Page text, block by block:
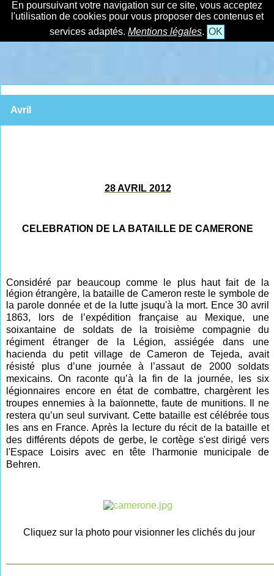
En poursuivant votre navigation sur ce site, vous acceptez
l'utilisation de cookies pour vous proposer des contenus et
services adaptés. Mentions légales. OK
Avril
28 AVRIL 2012
CELEBRATION DE LA BATAILLE DE CAMERONE
Considéré par beaucoup comme le plus haut fait de la
légion étrangère, la bataille de Cameron reste le symbole de
la parole donnée et de la lutte jsuqu'à la mort. Ence 30 avril
1863, lors de l’expédition française au Mexique, une
soixantaine de soldats de la troisième compagnie du
régiment étranger de la Légion, assiégée dans une
hacienda du petit village de Cameron de Tejeda, avait
résisté plus d’une journée à l’assaut de 2000 soldats
mexicains. On raconte qu’à la fin de la journée, les six
légionnaires encore en état de combattre, chargèrent les
troupes ennemies à la baïonnette, faute de munitions. Il ne
restera qu’un seul survivant. Cette bataille est célébrée tous
les ans en France. Après la lecture du récit de la bataille et
des différents dépots de gerbe, le cortège s'est dirigé vers
l'Espace Loisirs avec en tête l'harmonie municipale de
Behren.
Cliquez sur la photo pour visionner les clichés du jour